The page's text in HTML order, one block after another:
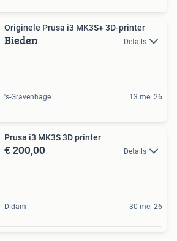
Originele Prusa i3 MK3S+ 3D-printer
Bieden Details
's-Gravenhage 13 mei 26
Prusa i3 MK3S 3D printer
€ 200,00 Details
Didam 30 mei 26